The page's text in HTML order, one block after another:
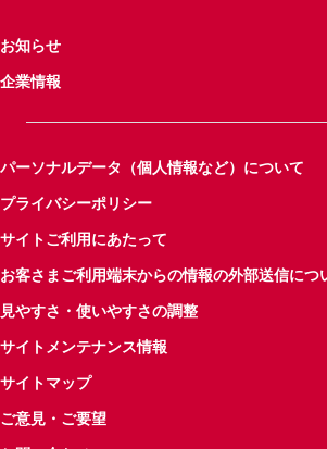
お知らせ
企業情報
パーソナルデータ（個人情報など）について
プライバシーポリシー
サイトご利用にあたって
お客さまご利用端末からの情報の外部送信につ
見やすさ・使いやすさの調整
サイトメンテナンス情報
サイトマップ
ご意見・ご要望